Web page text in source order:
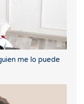
me lo puede